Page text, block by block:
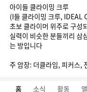
아이들 클라이밍 크루
(I들 클라이밍 크루, IDEAL
초보 클라이머 위주로 구성
실력이 비슷한 분들끼리 삼
는 방입니다
홈 소식 활동